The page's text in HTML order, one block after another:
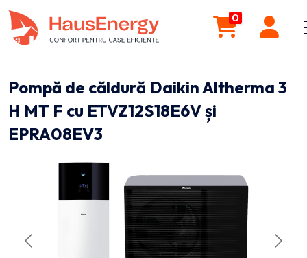
0
Pompă de căldură Daikin Altherma 3
H MT F cu ETVZ12S18E6V și
EPRA08EV3